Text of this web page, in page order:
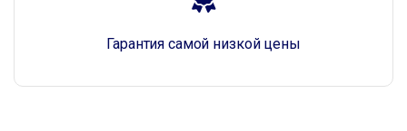
Гарантия самой низкой цены